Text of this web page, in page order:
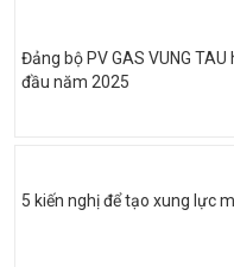
Đảng bộ PV GAS VUNG
đầu năm 2025
5 kiến nghị để tạo xung lực